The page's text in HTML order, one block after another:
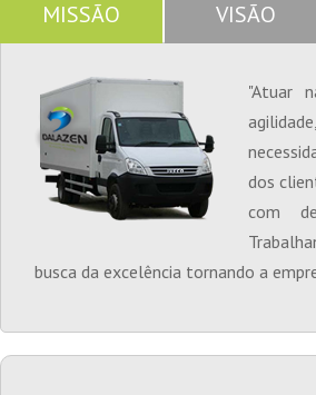
MISSÃO VISÃO
"Atuar
dos
com
busca da excelência tornando a